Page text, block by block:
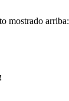
mostrado arriba: